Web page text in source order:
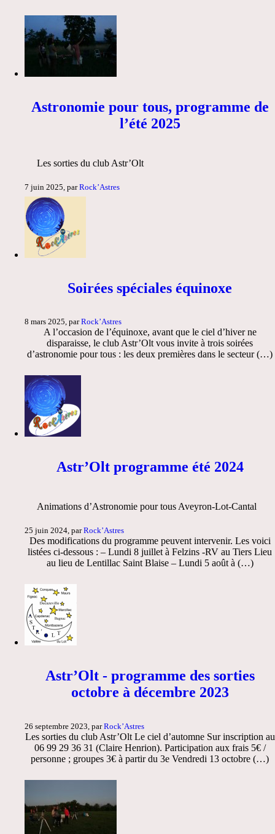
Astronomie pour tous, programme de
l’été 2025
Les sorties du club Astr’Olt
7 juin 2025, parRock’Astres
Soirées spéciales équinoxe
8 mars 2025, parRock’Astres
A l’occasion de l’équinoxe, avant que le ciel d’hiver ne
disparaisse, le club Astr’Olt vous invite à trois soirées
d’astronomie pour tous : les deux premières dans le secteur (…)
Astr’Olt programme été 2024
Animations d’Astronomie pour tous Aveyron-Lot-Cantal
25 juin 2024, parRock’Astres
Des modifications du programme peuvent intervenir. Les voici
listées ci-dessous : – Lundi 8 juillet à Felzins -RV au Tiers Lieu
au lieu de Lentillac Saint Blaise – Lundi 5 août à (…)
Astr’Olt - programme des sorties
octobre à décembre 2023
26 septembre 2023, parRock’Astres
Les sorties du club Astr’Olt Le ciel d’automne Sur inscription au
06 99 29 36 31 (Claire Henrion). Participation aux frais 5€ /
personne ; groupes 3€ à partir du 3e Vendredi 13 octobre (…)